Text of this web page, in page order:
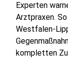
Experten
Arztpraxen.
Westfalen-
kompletten